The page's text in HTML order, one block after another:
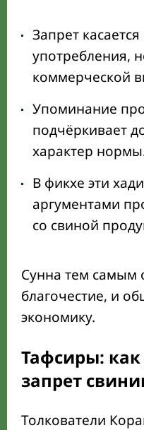
Запрет
употребления,
коммерческой
Упоминание
подчёркивает
характер
В фикхе эти
аргументами
со свиной
Сунна тем самым
благочестие, и
экономику.
Тафсиры:
запрет
Толкователи